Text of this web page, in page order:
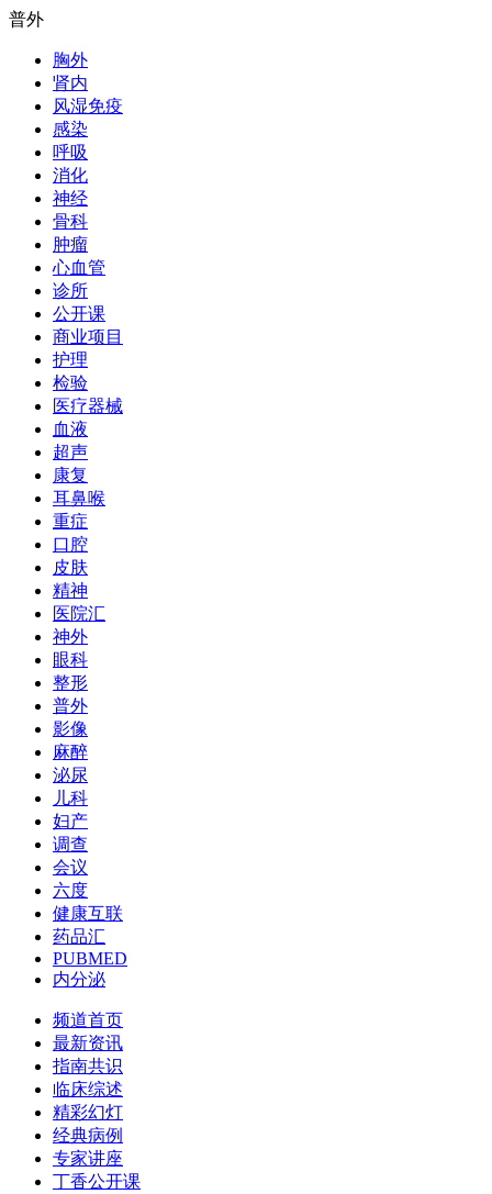
普外
胸外
肾内
风湿免疫
感染
呼吸
消化
神经
骨科
肿瘤
心血管
诊所
公开课
商业项目
护理
检验
医疗器械
血液
超声
康复
耳鼻喉
重症
口腔
皮肤
精神
医院汇
神外
眼科
整形
普外
影像
麻醉
泌尿
儿科
妇产
调查
会议
六度
健康互联
药品汇
PUBMED
内分泌
频道首页
最新资讯
指南共识
临床综述
精彩幻灯
经典病例
专家讲座
丁香公开课